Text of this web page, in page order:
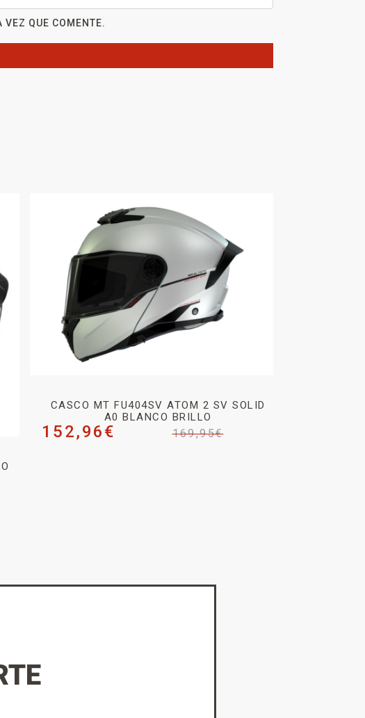
VEZ QUE COMENTE.
CASCO MT FU404SV ATOM 2 SV SOLID
A0 BLANCO BRILLO
169,95€
152,96€